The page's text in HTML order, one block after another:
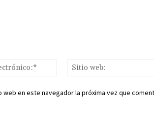
Correo
electrónico:*
en este navegador la próxima vez que